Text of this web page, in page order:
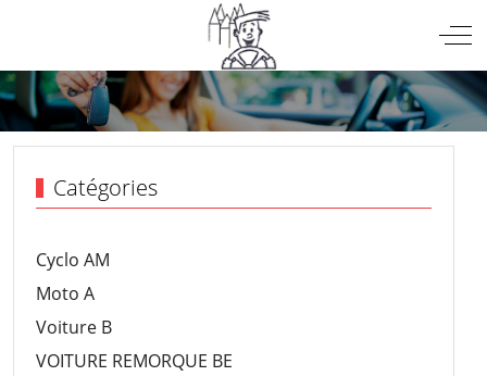
Catégories
Cyclo AM
Moto A
Voiture B
VOITURE REMORQUE BE